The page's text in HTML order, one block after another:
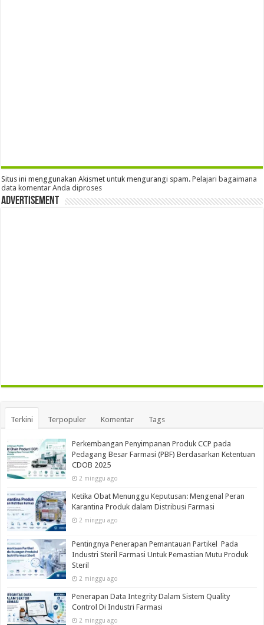
Situs ini menggunakan Akismet untuk mengurangi spam.Pelajari bagaimana
data komentar Anda diproses
Advertisement
Terkini Terpopuler Komentar Tags
Perkembangan Penyimpanan Produk CCP pada
Pedagang Besar Farmasi (PBF) Berdasarkan Ketentuan
CDOB 2025
2 minggu ago
Ketika Obat Menunggu Keputusan: Mengenal Peran
Karantina Produk dalam Distribusi Farmasi
2 minggu ago
Pentingnya Penerapan Pemantauan Partikel Pada
Industri Steril Farmasi Untuk Pemastian Mutu Produk
Steril
2 minggu ago
Penerapan Data Integrity Dalam Sistem Quality
Control Di Industri Farmasi
2 minggu ago